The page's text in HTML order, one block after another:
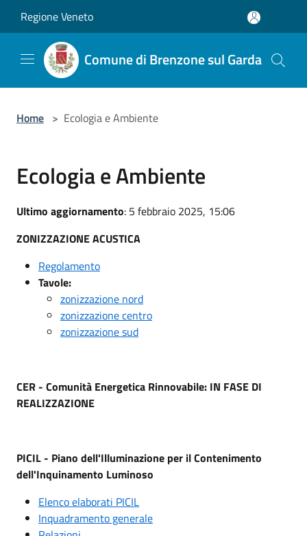
Regione Veneto
Comune di Brenzone sul Garda
Home > Ecologia e Ambiente
Ecologia e Ambiente
Ultimo aggiornamento: 5 febbraio 2025, 15:06
ZONIZZAZIONE ACUSTICA
Regolamento
Tavole:
zonizzazione nord
zonizzazione centro
zonizzazione sud
CER - Comunità Energetica Rinnovabile: IN FASE DI
REALIZZAZIONE
PICIL - Piano dell'Illuminazione per il Contenimento
dell'Inquinamento Luminoso
Elenco elaborati PICIL
Inquadramento generale